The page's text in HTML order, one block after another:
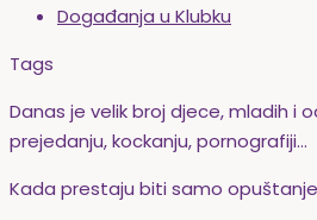
Događanja u Klubku
Tags
Danas je velik broj djece, mladih i
prejedanju, kockanju, pornografiji…
Kada prestaju biti samo